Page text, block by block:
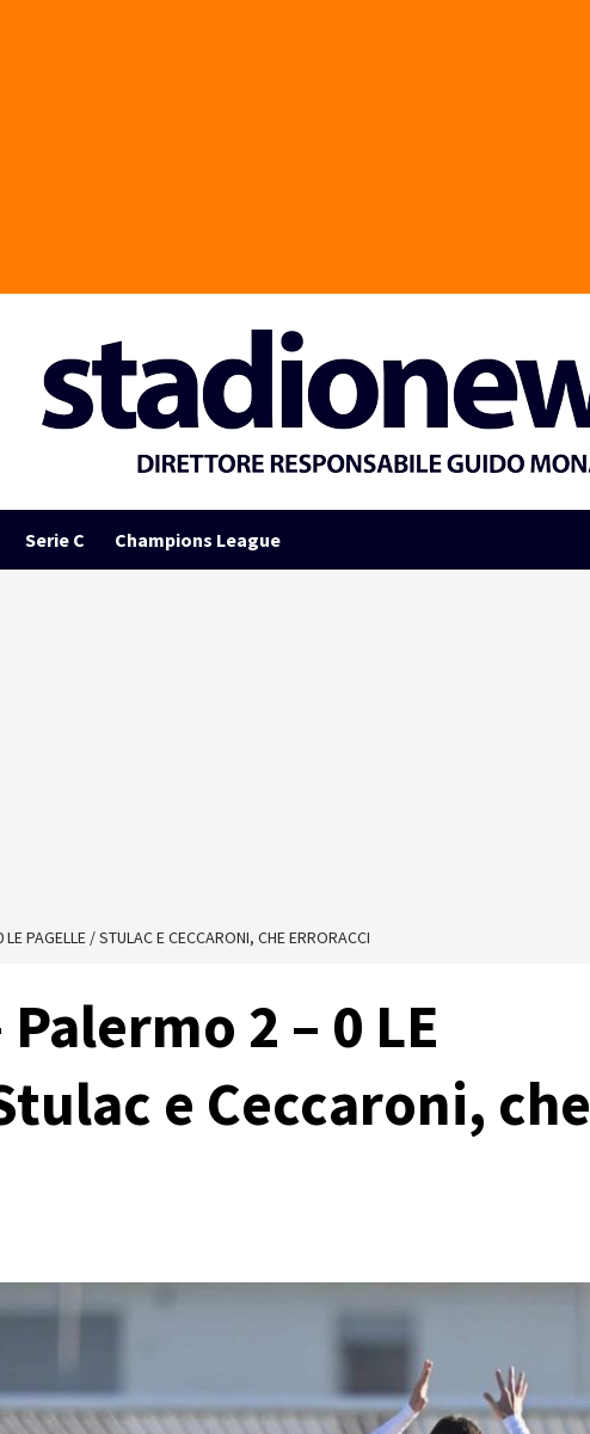
Serie C Champions League
PAGELLE / STULAC E CECCARONI, CHE ERRORACCI
2 – 0 LE
e Ceccaroni, che